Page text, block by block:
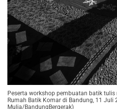
Peserta workshop pembuatan batik
Rumah Batik Komar di Bandung, 11 Juli
Mulia/BandungBergerak)